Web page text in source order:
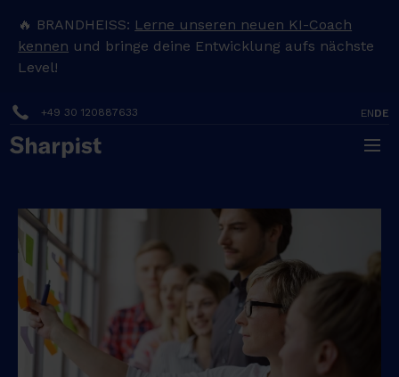
🔥 BRANDHEISS: Lerne unseren neuen KI-Coach
kennen und bringe deine Entwicklung aufs nächste
Level!
+49 30 120887633 ENDE